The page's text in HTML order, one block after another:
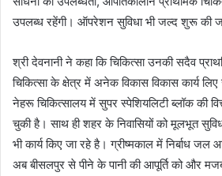
उपलब्ध रहेंगी। ऑपरेशन सुविधा भी जल्द शुरू की
श्री देवनानी ने कहा कि चिकित्सा उनकी सदैव
चिकित्सा के क्षेत्र में अनेक विकास विकास कार्य
नेहरू चिकित्सालय में सुपर स्पेशियलिटी ब्लॉक की
चुकी है। साथ ही शहर के निवासियों को मूलभूत
भी कार्य किए जा रहे है। ग्रीष्मकाल में निर्बाध जल
अब बीसलपुर से पीने के पानी की आपूर्ति को और